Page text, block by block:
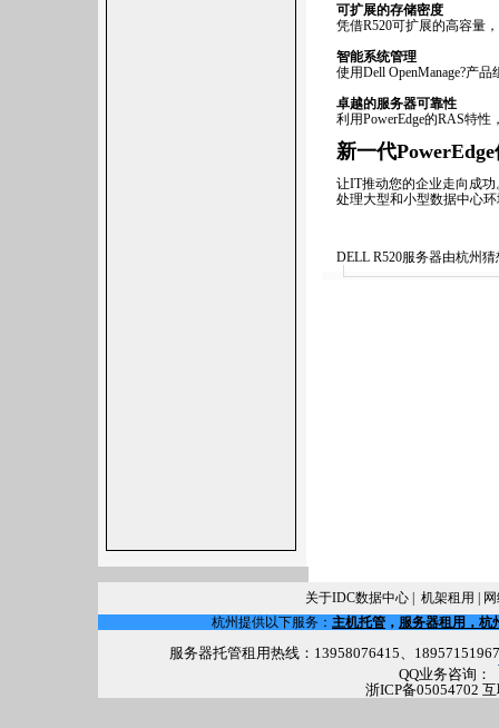
可扩展的存储密度
凭借R520可扩展的高容量
智能系统管理
使用Dell OpenManage?产
卓越的服务器可靠性
利用PowerEdge的RAS特
新一代
让IT推动您的企业走向成
处理大型和小型数据中心
DELL R520服务器由杭州
关于IDC数据中心 机架租用
杭州提供以下服务： 主机托管 ， 服务器租用，杭
服务器托管租用热线：13958076415、
QQ业务咨询：
浙ICP备05054702